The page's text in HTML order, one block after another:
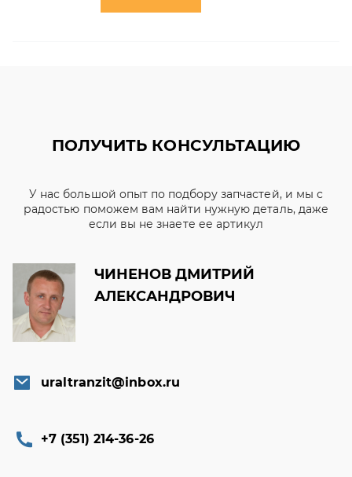
ПОЛУЧИТЬ КОНСУЛЬТАЦИЮ
У нас большой опыт по подбору запчастей, и мы с
радостью поможем вам найти нужную деталь, даже
если вы не знаете ее артикул
ЧИНЕНОВ ДМИТРИЙ
АЛЕКСАНДРОВИЧ
uraltranzit@inbox.ru
+7 (351) 214-36-26